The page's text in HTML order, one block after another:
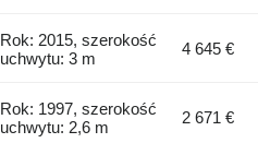
Rok: 2015, szerokość
uchwytu: 3 m
4 645 €
Rok: 1997, szerokość
uchwytu: 2,6 m
2 671 €